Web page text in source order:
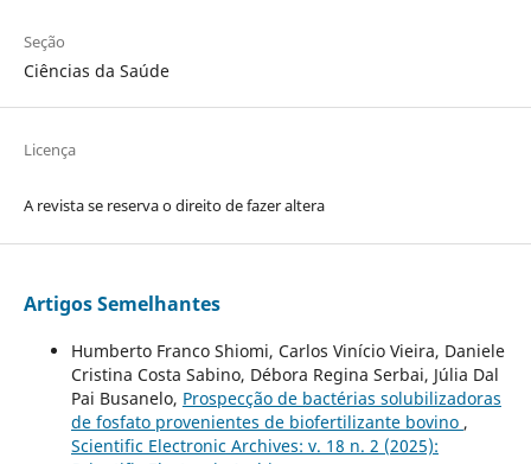
Seção
Ciências da Saúde
Licença
A revista se reserva o direito de fazer altera
Artigos Semelhantes
Humberto Franco Shiomi, Carlos Vinício Vieira, Daniele
Cristina Costa Sabino, Débora Regina Serbai, Júlia Dal
Pai Busanelo, Prospecção de bactérias solubilizadoras
de fosfato provenientes de biofertilizante bovino ,
Scientific Electronic Archives: v. 18 n. 2 (2025):